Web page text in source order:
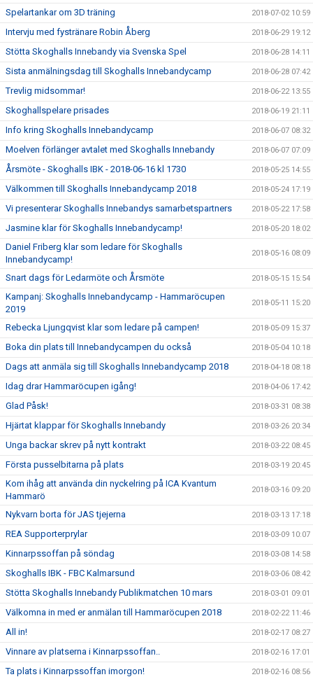
Spelartankar om 3D träning 2018-07-02 10:59
Intervju med fystränare Robin Åberg 2018-06-29 19:12
Stötta Skoghalls Innebandy via Svenska Spel 2018-06-28 14:11
Sista anmälningsdag till Skoghalls Innebandycamp 2018-06-28 07:42
Trevlig midsommar! 2018-06-22 13:55
Skoghallspelare prisades 2018-06-19 21:11
Info kring Skoghalls Innebandycamp 2018-06-07 08:32
Moelven förlänger avtalet med Skoghalls Innebandy 2018-06-07 07:09
Årsmöte - Skoghalls IBK - 2018-06-16 kl 1730 2018-05-25 14:55
Välkommen till Skoghalls Innebandycamp 2018 2018-05-24 17:19
Vi presenterar Skoghalls Innebandys samarbetspartners 2018-05-22 17:58
Jasmine klar för Skoghalls Innebandycamp! 2018-05-20 18:02
Daniel Friberg klar som ledare för Skoghalls
Innebandycamp!
2018-05-16 08:09
Snart dags för Ledarmöte och Årsmöte 2018-05-15 15:54
Kampanj: Skoghalls Innebandycamp - Hammaröcupen
2019
2018-05-11 15:20
Rebecka Ljungqvist klar som ledare på campen! 2018-05-09 15:37
Boka din plats till Innebandycampen du också 2018-05-04 10:18
Dags att anmäla sig till Skoghalls Innebandycamp 2018 2018-04-18 08:18
Idag drar Hammaröcupen igång! 2018-04-06 17:42
Glad Påsk! 2018-03-31 08:38
Hjärtat klappar för Skoghalls Innebandy 2018-03-26 20:34
Unga backar skrev på nytt kontrakt 2018-03-22 08:45
Första pusselbitarna på plats 2018-03-19 20:45
Kom ihåg att använda din nyckelring på ICA Kvantum
Hammarö
2018-03-16 09:20
Nykvarn borta för JAS tjejerna 2018-03-13 17:18
REA Supporterprylar 2018-03-09 10:07
Kinnarpssoffan på söndag 2018-03-08 14:58
Skoghalls IBK - FBC Kalmarsund 2018-03-06 08:42
Stötta Skoghalls Innebandy Publikmatchen 10 mars 2018-03-01 09:01
Välkomna in med er anmälan till Hammaröcupen 2018 2018-02-22 11:46
All in! 2018-02-17 08:27
Vinnare av platserna i Kinnarpssoffan.. 2018-02-16 17:01
Ta plats i Kinnarpssoffan imorgon! 2018-02-16 08:56